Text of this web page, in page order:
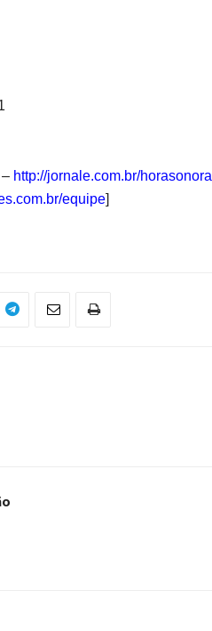
http://jornale.com.br/horasonora
equipe]